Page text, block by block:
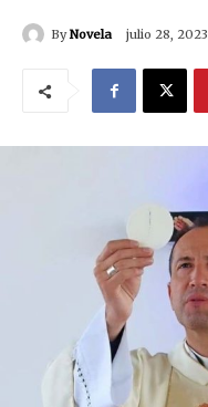
By Novela julio 28, 2023